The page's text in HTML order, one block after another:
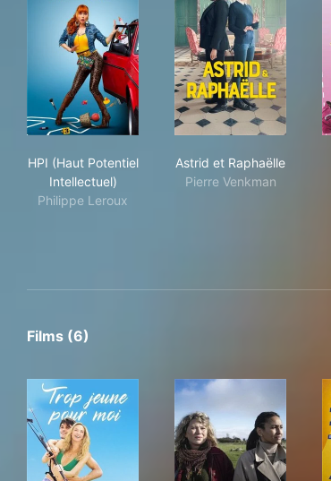
HPI (Haut Potentiel
Intellectuel)
Philippe Leroux
Astrid et Raphaëlle
Pierre Venkman
Films (6)